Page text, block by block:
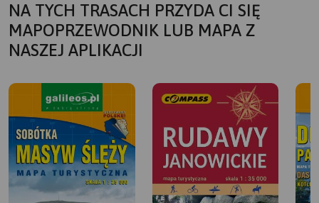
NA TYCH TRASACH PRZYDA CI SIĘ
MAPOPRZEWODNIK LUB MAPA Z
NASZEJ APLIKACJI